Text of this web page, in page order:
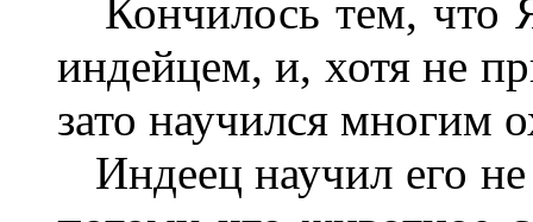
Кончилось тем, что
индейцем, и, хотя не
зато научился многим
Индеец научил его